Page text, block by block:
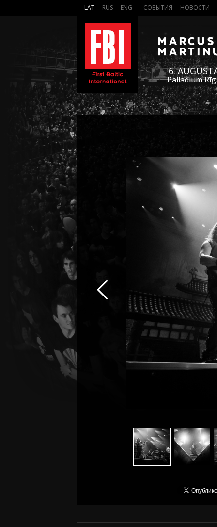
LAT RUS ENG СОБЫТИЯ НОВОСТИ
6.
Palladium